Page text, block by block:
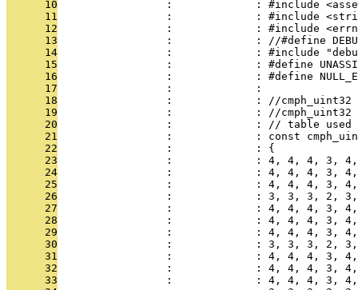
      10
:             : #include
      11
:             : #include
      12
:             : #include
      13
:             : //#define
      14
:             : #include
      15
:             : #define
      16
:             : #define
      17
                 :             :
      18
:             : //cmph_uint32
      19
:             : //cmph_uint32
      20
:             : // table
      21
:             : const
      22
                 :             : {
      23
:             : 4, 4, 4, 3,
      24
:             : 4, 4, 4, 3,
      25
:             : 4, 4, 4, 3,
      26
:             : 3, 3, 3, 2,
      27
:             : 4, 4, 4, 3,
      28
:             : 4, 4, 4, 3,
      29
:             : 4, 4, 4, 3,
      30
:             : 3, 3, 3, 2,
      31
:             : 4, 4, 4, 3,
      32
:             : 4, 4, 4, 3,
      33
:             : 4, 4, 4, 3,